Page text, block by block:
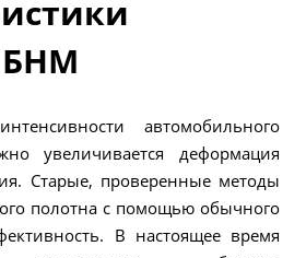
БНМ
автомобильного
увеличивается деформация
Старые, проверенные методы
полотна с помощью обычного
В настоящее время